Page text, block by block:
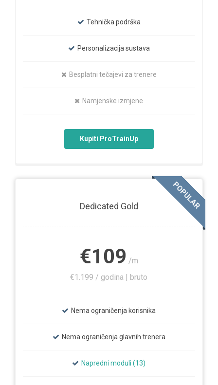
Tehnička podrška
Personalizacija sustava
Besplatni tečajevi za trenere
Namjenske izmjene
Kupiti ProTrainUp
Dedicated Gold
€109 /m
€1.199 / godina | bruto
Nema ograničenja korisnika
Nema ograničenja glavnih trenera
Napredni moduli (13)
POPULAR